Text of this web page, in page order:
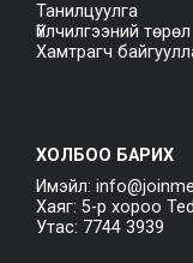
Танилцуулга
Үйлчилгээний төрөл
Хамтрагч
ХОЛБОО БАРИХ
Имэйл:
Хаяг: 5-р хороо
Утас: 7744 3939